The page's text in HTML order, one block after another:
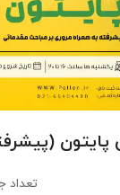
پایتون
تعداد